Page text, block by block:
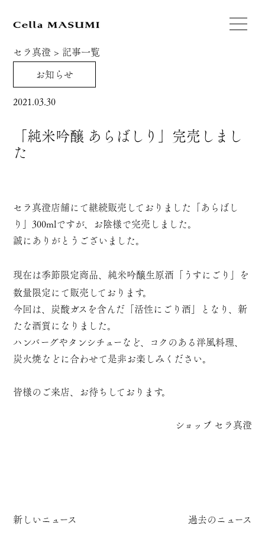
セラ真澄 > 記事一覧
お知らせ
2021.03.30
「純米吟醸 あらばしり」完売しまし
た
セラ真澄店舗にて継続販売しておりました「あらばし
り」300mlですが、お陰様で完売しました。
誠にありがとうございました。
現在は季節限定商品、純米吟醸生原酒「 うすにごり
」を
数量限定にて販売しております。
今回は、炭酸ガスを含んだ「活性にごり酒」となり、新
たな酒質になりました。
ハンバーグやタンシチューなど、コクのある洋風料理、
炭火焼などに合わせて是非お楽しみください。
皆様のご来店、お待ちしております。
ショップ セラ真澄
新しいニュース 過去のニュース